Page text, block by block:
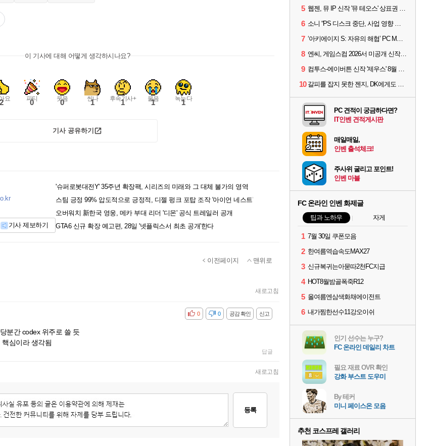
이 기사에 대해 어떻게 생각하시나요?
요
2 파티
0 웃음
0 씬나
1 후속기사+
1 울음
1 녹는다
1
기사 공유하기
기사 제보하기
'슈퍼로봇대전Y' 35주년 확장팩, 시리즈의 미래와 그 대체 불가의 영역
스팀 긍정 99% 압도적으로 긍정적, 디젤 펑크 포탑 조작 '아이언 네스트'
오버워치 新한국 영웅, 메카 부대 리더 '디몬' 공식 트레일러 공개
GTA6 신규 확장 예고편, 28일 '넷플릭스서 최초 공개'한다
이전페이지 맨위로
새로고침
신고
공감 확인
비공감 0
0
분간 codex 위주로 쓸 듯
심이라 생각됨
답글
새로고침
등록
5 웹젠, 뮤 IP 신작 '뮤 테오스' 상표권 출원
6 소니 “PS 디스크 중단, 사업 영향 없다”
7 ‘아키에이지 S: 자유의 해협’ PC MMORPG로 개발한다
8 엔씨, 게임스컴 2026서 미공개 신작 최초 공개
9 컴투스-에이버튼 신작 '제우스' 8월 26일 출시…"모두를 위한 경쟁"
10 갈피를 잡지 못한 젠지, DK에게도 0:2 패배
PC 견적이 궁금하다면?
IT인벤 견적게시판
매일매일,
인벤 출석체크!
주사위 굴리고 포인트!
인벤 마블
FC 온라인 인벤 화제글
팁과 노하우 자게
1 7월 30일 쿠폰모음
2 한여름역습속도MAX27
3 신규복귀는아묻따2천FC지급
4 HOT8월밤골폭죽R12
5 올여름엔삼색화채에이전트
6 내가찜한선수11강오이쉬
인기 선수는 누구?
FC 온라인 데일리 차트
필요 재료 OVR 확인
강화 부스트 도우미
By 테커
미니 페이스온 모음
추천 코스프레 갤러리